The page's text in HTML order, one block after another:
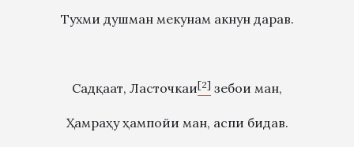
Тухми душман мекунам акнун дарав.
Садқаат, Ласточкаи[2] зебои ман,
Ҳамраҳу ҳампойи ман, аспи бидав.